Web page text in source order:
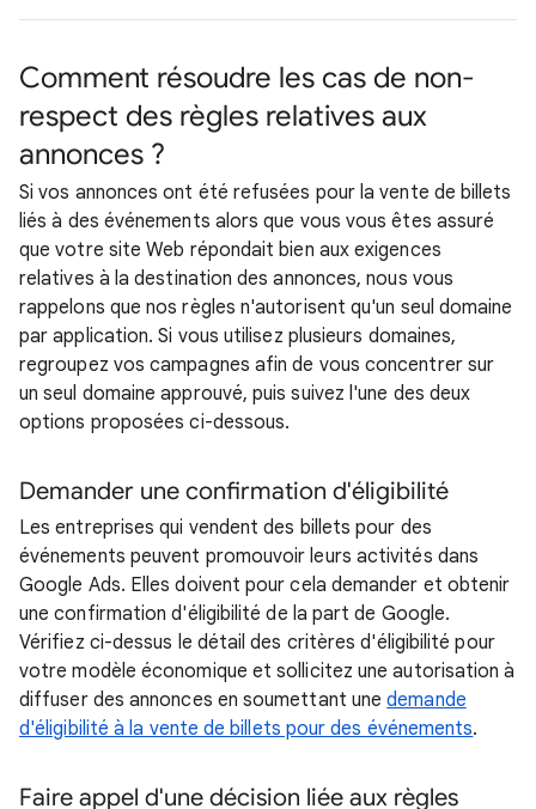
Comment résoudre les cas de non-
respect des règles relatives aux
annonces ?
Si vos annonces ont été refusées pour la vente de billets
liés à des événements alors que vous vous êtes assuré
que votre site Web répondait bien aux exigences
relatives à la destination des annonces, nous vous
rappelons que nos règles n'autorisent qu'un seul domaine
par application. Si vous utilisez plusieurs domaines,
regroupez vos campagnes afin de vous concentrer sur
un seul domaine approuvé, puis suivez l'une des deux
options proposées ci-dessous.
Demander une confirmation d'éligibilité
Les entreprises qui vendent des billets pour des
événements peuvent promouvoir leurs activités dans
Google Ads. Elles doivent pour cela demander et obtenir
une confirmation d'éligibilité de la part de Google.
Vérifiez ci-dessus le détail des critères d'éligibilité pour
votre modèle économique et sollicitez une autorisation à
diffuser des annonces en soumettant unedemande
d'éligibilité à la vente de billets pour des événements.
Faire appel d'une décision liée aux règles